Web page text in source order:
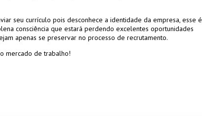
seu currículo pois desconhece a identidade da empresa, esse é
consciência que estará perdendo excelentes oportunidades
apenas se preservar no processo de recrutamento.
mercado de trabalho!